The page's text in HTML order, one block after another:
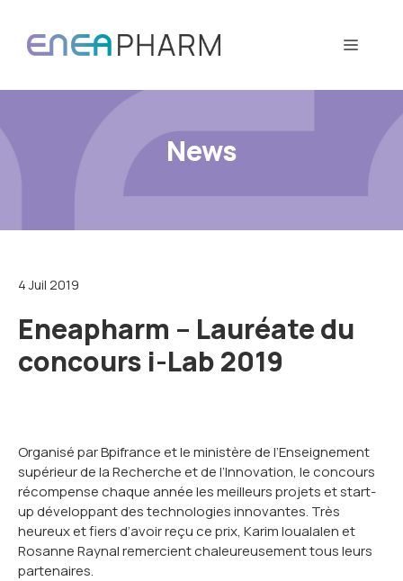
contenu
Menu
News
4 Juil 2019
Eneapharm – Lauréate du
concours i-Lab 2019
Organisé par Bpifrance et le ministère de l’Enseignement
supérieur de la Recherche et de l’Innovation, le concours
récompense chaque année les meilleurs projets et start-
up développant des technologies innovantes. Très
heureux et fiers d’avoir reçu ce prix, Karim Ioualalen et
Rosanne Raynal remercient chaleureusement tous leurs
partenaires.